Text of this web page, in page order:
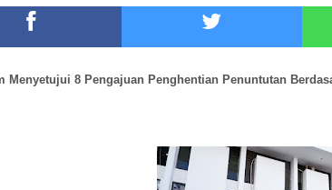
DKD PERADI Malang Jatuhkan Putusan Pelanggaran Kode Etik
Menyetujui 8 Pengajuan Penghentian Penuntutan